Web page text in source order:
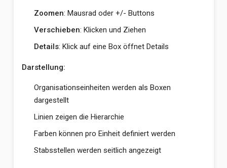
Zoomen: Mausrad oder +/- Buttons
Verschieben: Klicken und Ziehen
Details: Klick auf eine Box öffnet Details
Darstellung:
Organisationseinheiten werden als Boxen
dargestellt
Linien zeigen die Hierarchie
Farben können pro Einheit definiert werden
Stabsstellen werden seitlich angezeigt